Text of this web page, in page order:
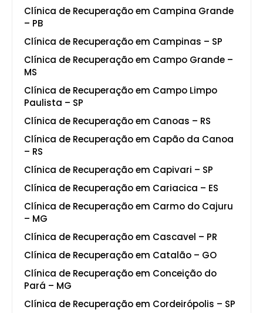
Clínica de Recuperação em Campina Grande
– PB
Clínica de Recuperação em Campinas – SP
Clínica de Recuperação em Campo Grande –
MS
Clínica de Recuperação em Campo Limpo
Paulista – SP
Clínica de Recuperação em Canoas – RS
Clínica de Recuperação em Capão da Canoa
– RS
Clínica de Recuperação em Capivari – SP
Clínica de Recuperação em Cariacica – ES
Clínica de Recuperação em Carmo do Cajuru
– MG
Clínica de Recuperação em Cascavel – PR
Clínica de Recuperação em Catalão – GO
Clínica de Recuperação em Conceição do
Pará – MG
Clínica de Recuperação em Cordeirópolis – SP